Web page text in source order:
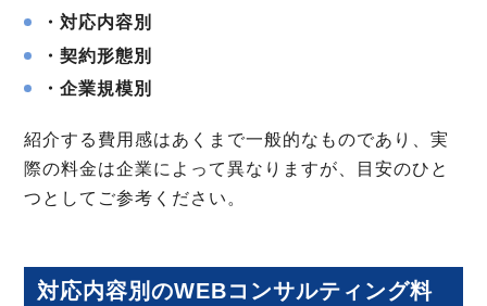
・対応内容別
・契約形態別
・企業規模別
紹介する費用感はあくまで一般的なものであり、実
際の料金は企業によって異なりますが、目安のひと
つとしてご参考ください。
対応内容別のWEBコンサルティング料